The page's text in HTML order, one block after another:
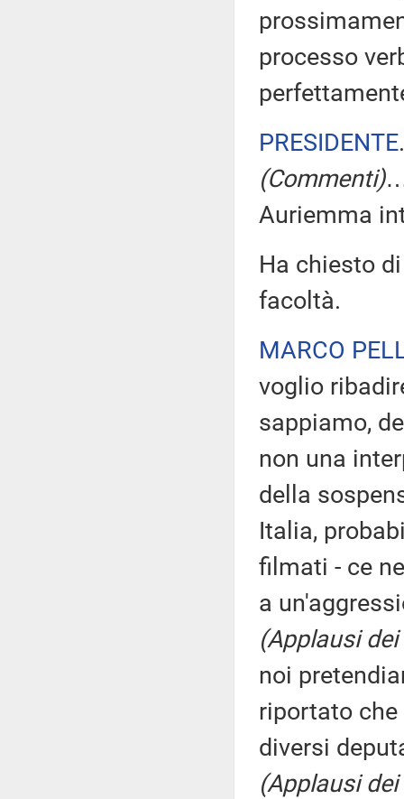
processo
PRESIDENTE
(Commenti)…
Auriemma
Ha chiesto
facoltà.
MARCO
voglio
sappiamo,
non una
della
Italia,
filmati - ce
a
(Applausi
noi
riportato
diversi
(Applausi